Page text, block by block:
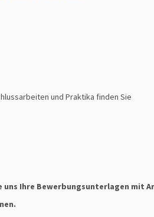
und Praktika finden Sie
uns Ihre Bewerbungsunterlagen